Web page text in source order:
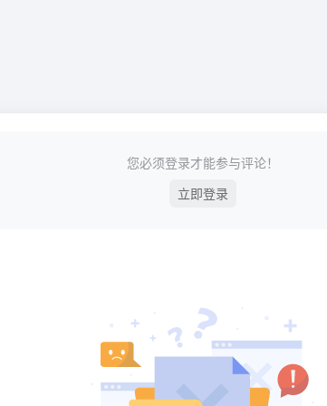
您必须登录才能参与评论！
立即登录